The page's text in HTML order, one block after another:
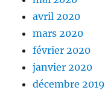
avril 2020
mars 2020
février 2020
janvier 2020
décembre 2019